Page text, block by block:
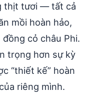
thịt tươi — tất cả
mồi hoàn hảo,
cỏ châu Phi.
trọng hơn sự kỳ
“thiết kế” hoàn
riêng mình.